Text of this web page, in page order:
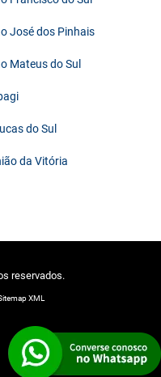
José dos Pinhais
Mateus do Sul
do Sul
da Vitória
reservados.
XML